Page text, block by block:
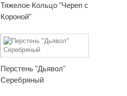
Тяжелое Кольцо "Череп с
Короной"
Перстень "Дьявол"
Серебряный